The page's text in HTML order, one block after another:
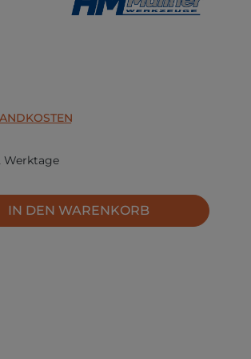
Werktage
den gewünschten Wert
IN DEN WARENKORB